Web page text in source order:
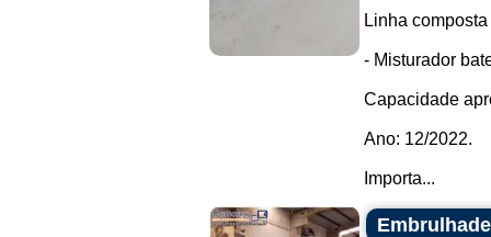
Linha
- Misturador
Capacidade
Ano: 12/2022.
Importa...